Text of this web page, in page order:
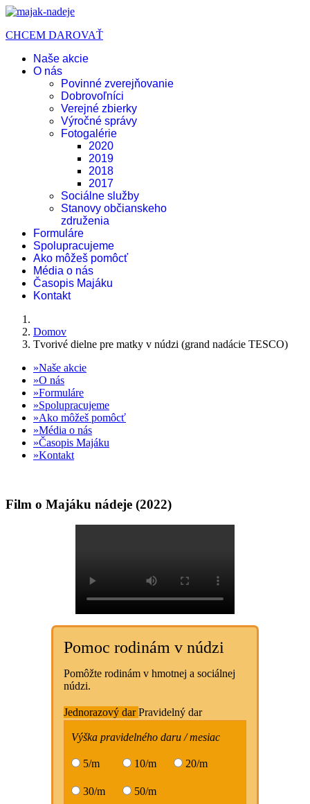
CHCEM DAROVAŤ
Naše akcie
O nás
Povinné zverejňovanie
Dobrovoľníci
Verejné zbierky
Výročné správy
Fotogalérie
2020
2019
2018
2017
Sociálne služby
Stanovy občianskeho
združenia
Formuláre
Spolupracujeme
Ako môžeš pomôcť
Média o nás
Časopis Majáku
Kontakt
Domov
Tvorivé dielne pre matky v núdzi (grand nadácie TESCO)
Naše akcie
O nás
Formuláre
Spolupracujeme
Ako môžeš pomôcť
Média o nás
Časopis Majáku
Kontakt
Film o Majáku nádeje (2022)